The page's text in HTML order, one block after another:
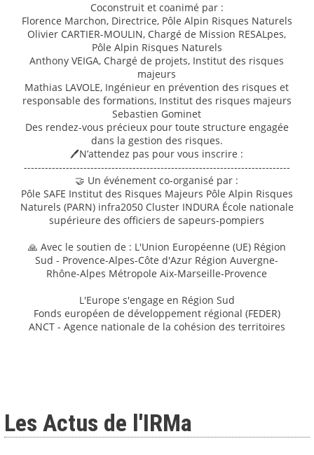
Coconstruit et coanimé par :
Florence Marchon, Directrice, Pôle Alpin Risques Naturels
Olivier CARTIER-MOULIN, Chargé de Mission RESALpes,
Pôle Alpin Risques Naturels
Anthony VEIGA, Chargé de projets, Institut des risques
majeurs
Mathias LAVOLE, Ingénieur en prévention des risques et
responsable des formations, Institut des risques majeurs
Sebastien Gominet
Des rendez-vous précieux pour toute structure engagée
dans la gestion des risques.
🖊️N’attendez pas pour vous inscrire :
----------------------------------------------------------------------------
🤝 Un événement co-organisé par :
Pôle SAFE Institut des Risques Majeurs Pôle Alpin Risques
Naturels (PARN) infra2050 Cluster INDURA École nationale
supérieure des officiers de sapeurs-pompiers
🙏 Avec le soutien de : L'Union Européenne (UE) Région
Sud - Provence-Alpes-Côte d'Azur Région Auvergne-
Rhône-Alpes Métropole Aix-Marseille-Provence
L'Europe s'engage en Région Sud
Fonds européen de développement régional (FEDER)
ANCT - Agence nationale de la cohésion des territoires
Les Actus de l'IRMa